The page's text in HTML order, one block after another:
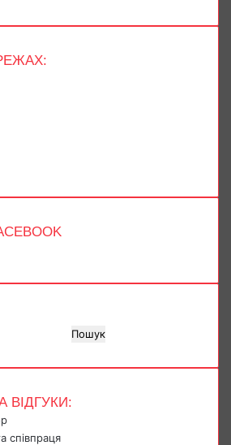
Пошук
ВІДГУКИ:
співпраця